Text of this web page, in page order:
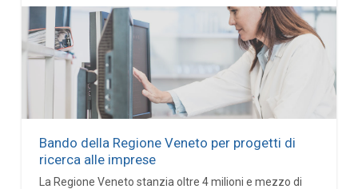
Bando della Regione Veneto per progetti di
ricerca alle imprese
La Regione Veneto stanzia oltre 4 milioni e mezzo di